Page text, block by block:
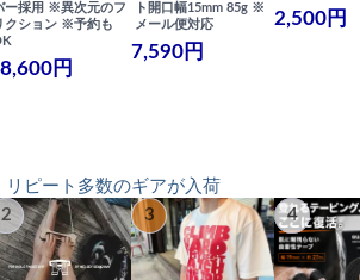
ー採用 ※異次元のフ
クション ※予約も
円
ト開口幅15mm 85g ※
メール便対応
7,590円
2,500円
ピート多数のギアが入荷
2 3 4